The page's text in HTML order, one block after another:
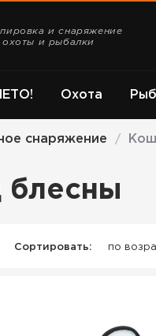
и снаряжение
охоты и рыбалки
Охота
снаряжение /
блесны
Сортировать: по